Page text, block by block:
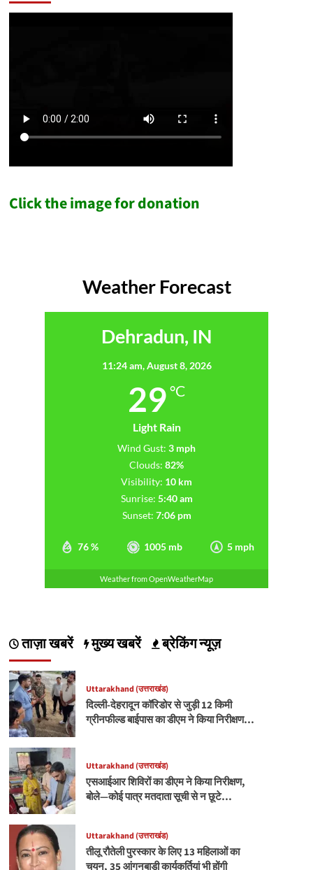
Click the image for donation
Weather Forecast
Dehradun, IN
11:24 am,August 8, 2026
29 °C
Light Rain
76 % 1005 mb 5 mph
Wind Gust: 3 mph
Clouds: 82%
Visibility: 10 km
Sunrise: 5:40 am
Sunset: 7:06 pm
Weather from OpenWeatherMap
ताज़ा खबरें मुख्य खबरें ब्रेकिंग न्यूज़
Uttarakhand (उत्तराखंड)
दिल्ली-देहरादून कॉरिडोर से जुड़ी 12 किमी
ग्रीनफील्ड बाईपास का डीएम ने किया निरीक्षण…
Uttarakhand (उत्तराखंड)
एसआईआर शिविरों का डीएम ने किया निरीक्षण,
बोले—कोई पात्र मतदाता सूची से न छूटे…
Uttarakhand (उत्तराखंड)
तीलू रौतेली पुरस्कार के लिए 13 महिलाओं का
चयन, 35 आंगनबाड़ी कार्यकर्तियां भी होंगी